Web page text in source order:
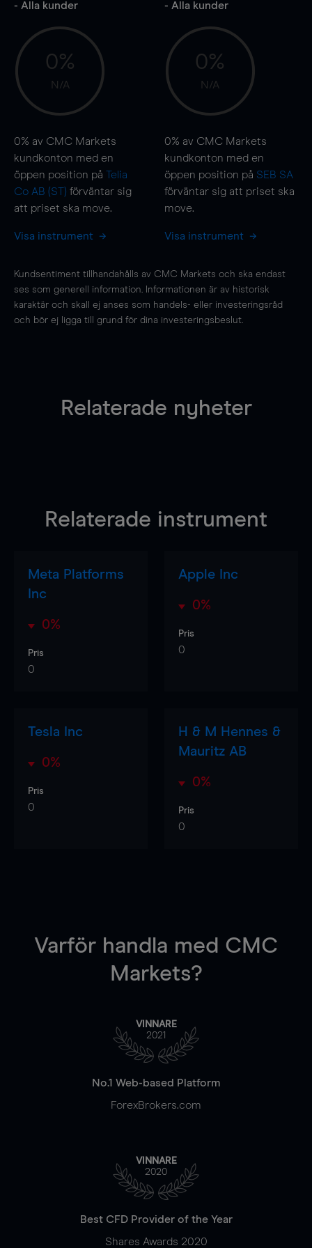
- Alla kunder
0%
N/A
0% av CMC Markets
kundkonton med en
öppen position på Telia
Co AB (ST) förväntar sig
att priset ska move.
Visa instrument
- Alla kunder
0%
N/A
0% av CMC Markets
kundkonton med en
öppen position på SEB SA
förväntar sig att priset ska
move.
Visa instrument
Kundsentiment tillhandahålls av CMC Markets och ska endast
ses som generell information. Informationen är av historisk
karaktär och skall ej anses som handels- eller investeringsråd
och bör ej ligga till grund för dina investeringsbeslut.
Relaterade nyheter
Relaterade instrument
Meta Platforms
Inc
0%
Pris
0
Apple Inc
0%
Pris
0
Tesla Inc
0%
Pris
0
H & M Hennes &
Mauritz AB
0%
Pris
0
Varför handla med CMC
Markets?
VINNARE
2021
No.1 Web-based Platform
ForexBrokers.com
VINNARE
2020
Best CFD Provider of the Year
Shares Awards 2020